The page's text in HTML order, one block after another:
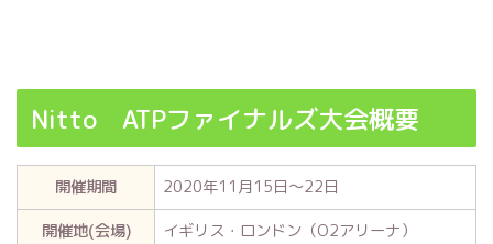
Nitto ATPファイナルズ大会概要
開催期間
2020年11月15日～22日
開催地(会場)
イギリス・ロンドン（O2アリーナ）